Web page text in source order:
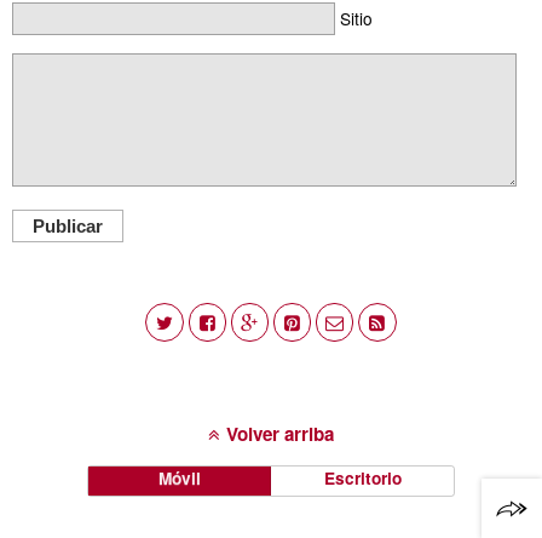
Sitio
Publicar
Volver arriba
Móvil Escritorio